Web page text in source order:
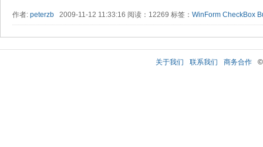
作者: peterzb 2009-11-12 11:33:16 阅读：12269 标签： WinForm CheckBox
关于我们 联系我们 商务合作